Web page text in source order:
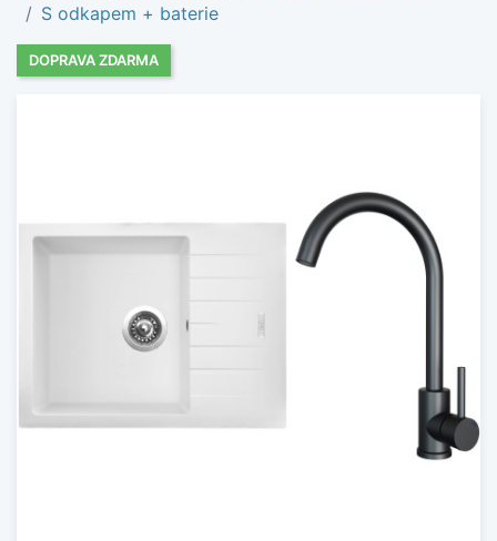
S odkapem + baterie
DOPRAVA ZDARMA